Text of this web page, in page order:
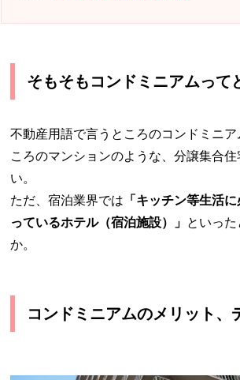
そもそもコンドミニアムって
不動産用語で言うところのコンドミニア
ころのマンションのような、分譲集合
い。
ただ、宿泊業界では 「キッチン等生活
っているホテル（宿泊施設）」 といった
か。
コンドミニアムのメリット、